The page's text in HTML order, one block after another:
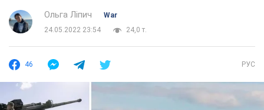
Ольга Ліпич
War
24.05.2022 23:54
24,0 т.
46 РУС